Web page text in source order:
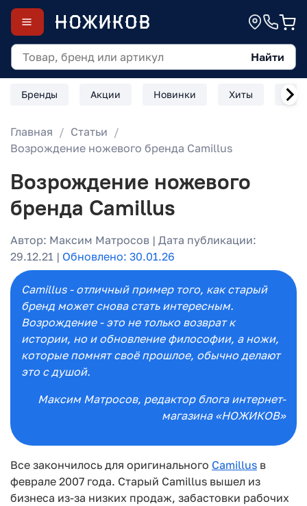
Найти
Бренды Акции Новинки Хиты
Главная
Статьи
Возрождение ножевого бренда Camillus
Возрождение ножевого
бренда Camillus
Автор: Максим Матросов | Дата публикации:
29.12.21 | Обновлено: 30.01.26
Camillus - отличный пример того, как старый
бренд может снова стать интересным.
Возрождение - это не только возврат к
истории, но и обновление философии, а ножи,
которые помнят своё прошлое, обычно делают
это с душой.
Максим Матросов, редактор блога интернет-
магазина «НОЖИКОВ»
Все закончилось для оригинального Camillus в
феврале 2007 года. Старый Camillus вышел из
бизнеса из-за низких продаж, забастовки рабочих